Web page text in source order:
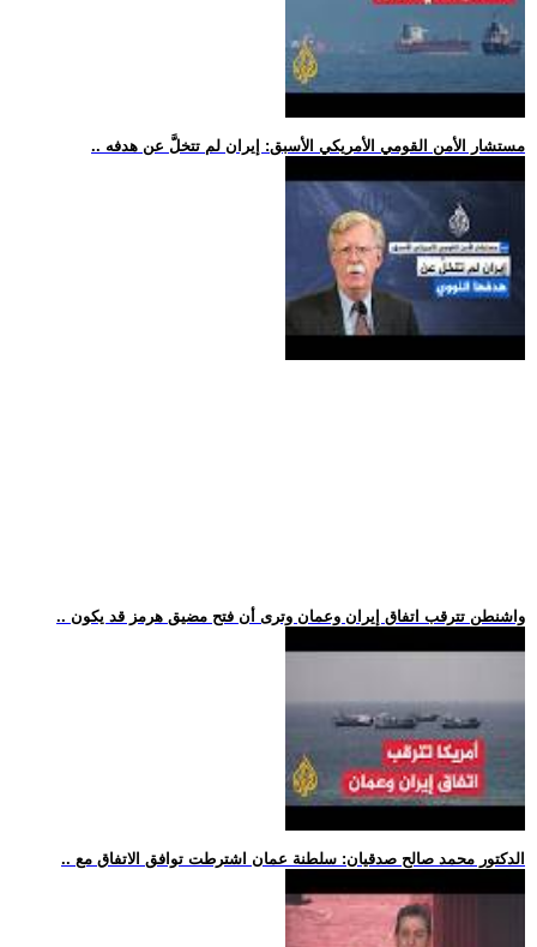
.. مستشار الأمن القومي الأمريكي الأسبق: إيران لم تتخلَّ عن هدفه
.. واشنطن تترقب اتفاق إيران وعمان وترى أن فتح مضيق هرمز قد يكون
.. الدكتور محمد صالح صدقيان: سلطنة عمان اشترطت توافق الاتفاق مع